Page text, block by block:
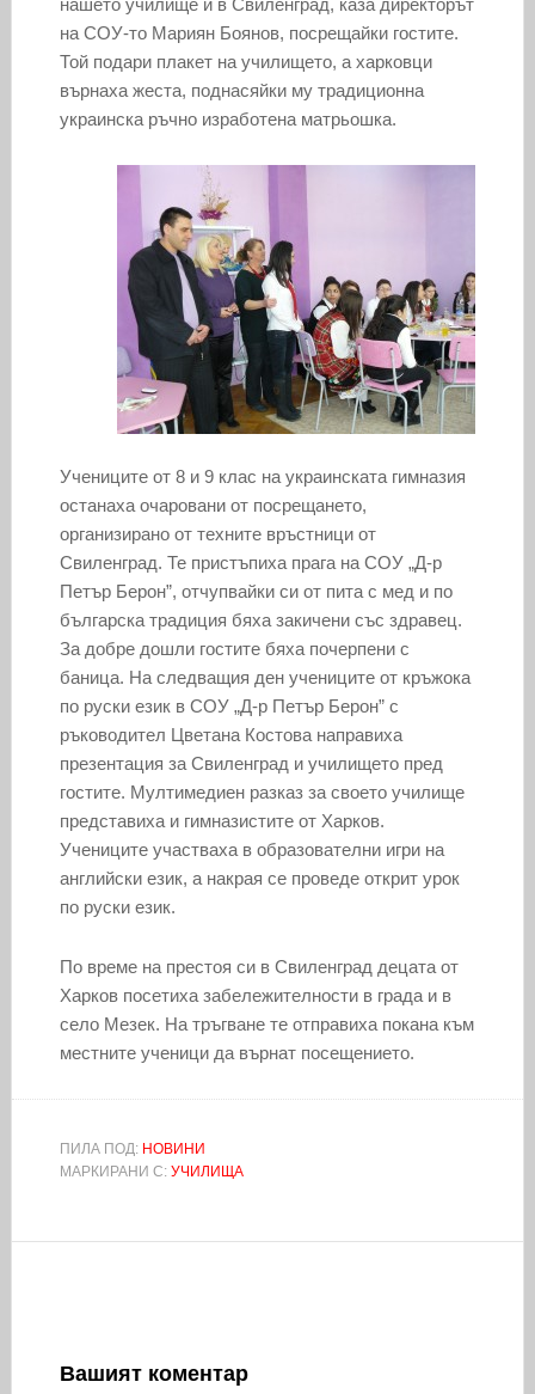
нашето училище и в Свиленград, каза директорът
на СОУ-то Мариян Боянов, посрещайки гостите.
Той подари плакет на училището, а харковци
върнаха жеста, поднасяйки му традиционна
украинска ръчно изработена матрьошка.
Учениците от 8 и 9 клас на украинската гимназия
останаха очаровани от посрещането,
организирано от техните връстници от
Свиленград. Те пристъпиха прага на СОУ „Д-р
Петър Берон”, отчупвайки си от пита с мед и по
българска традиция бяха закичени със здравец.
За добре дошли гостите бяха почерпени с
баница. На следващия ден учениците от кръжока
по руски език в СОУ „Д-р Петър Берон” с
ръководител Цветана Костова направиха
презентация за Свиленград и училището пред
гостите. Мултимедиен разказ за своето училище
представиха и гимназистите от Харков.
Учениците участваха в образователни игри на
английски език, а накрая се проведе открит урок
по руски език.
По време на престоя си в Свиленград децата от
Харков посетиха забележителности в града и в
село Мезек. На тръгване те отправиха покана към
местните ученици да върнат посещението.
ПИЛА ПОД: НОВИНИ
МАРКИРАНИ С: УЧИЛИЩА
Вашият коментар